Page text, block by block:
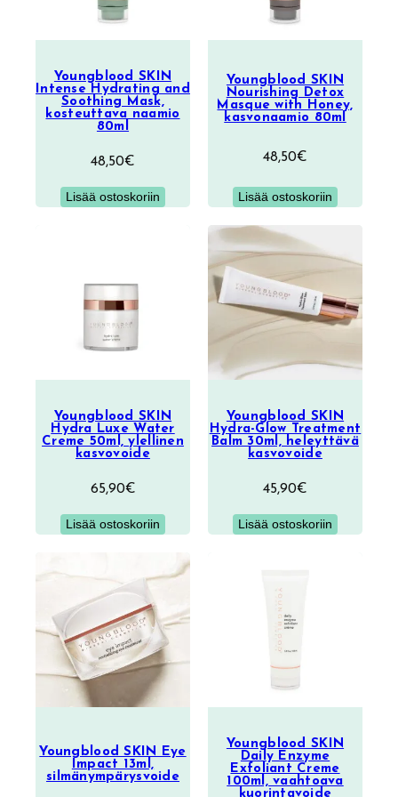
Youngblood SKIN
Intense Hydrating and
Soothing Mask,
kosteuttava naamio
80ml
48,50€
Lisää ostoskoriin
Youngblood SKIN
Nourishing Detox
Masque with Honey,
kasvonaamio 80ml
48,50€
Lisää ostoskoriin
Youngblood SKIN
Hydra Luxe Water
Creme 50ml, ylellinen
kasvovoide
65,90€
Lisää ostoskoriin
Youngblood SKIN
Hydra-Glow Treatment
Balm 30ml, heleyttävä
kasvovoide
45,90€
Lisää ostoskoriin
Youngblood SKIN Eye
Impact 13ml,
silmänympärysvoide
Youngblood SKIN
Daily Enzyme
Exfoliant Creme
100ml, vaahtoava
kuorintavoide